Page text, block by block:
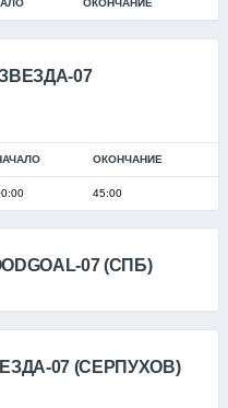
ОКОНЧАНИЕ
07
ОКОНЧАНИЕ
45:00
07 (СПБ)
07 (СЕРПУХОВ)